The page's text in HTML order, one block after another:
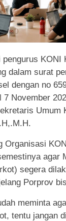
KONI
dalam surat
dengan no
7 November
Umum
Organisasi
agar
segera
Porprov
meminta
tentu jangan